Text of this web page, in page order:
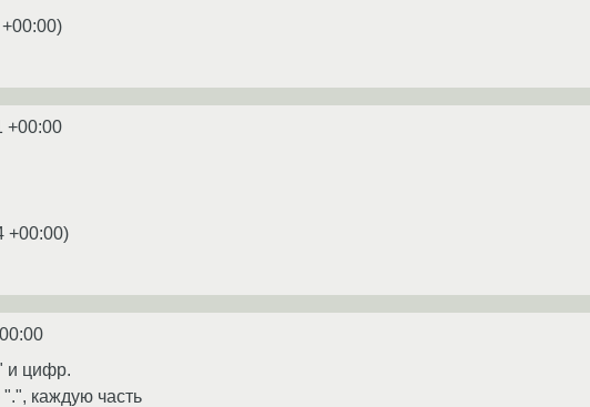
)
+00:00
+00:00)
и цифр.
каждую часть